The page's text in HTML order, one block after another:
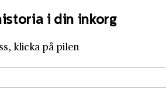
i din inkorg
klicka på pilen